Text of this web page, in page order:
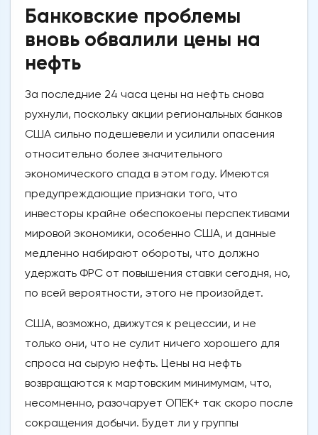
Банковские проблемы
вновь обвалили цены на
нефть
За последние 24 часа цены на нефть снова
рухнули, поскольку акции региональных банков
США сильно подешевели и усилили опасения
относительно более значительного
экономического спада в этом году. Имеются
предупреждающие признаки того, что
инвесторы крайне обеспокоены перспективами
мировой экономики, особенно США, и данные
медленно набирают обороты, что должно
удержать ФРС от повышения ставки сегодня, но,
по всей вероятности, этого не произойдет.
США, возможно, движутся к рецессии, и не
только они, что не сулит ничего хорошего для
спроса на сырую нефть. Цены на нефть
возвращаются к мартовским минимумам, что,
несомненно, разочарует ОПЕК+ так скоро после
сокращения добычи. Будет ли у группы